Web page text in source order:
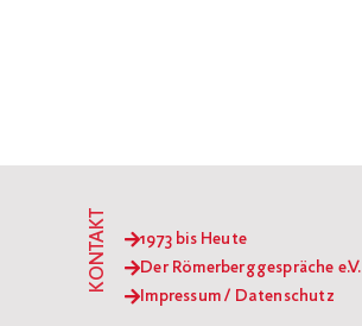
1973 bis Heute
Der Römerberggespräche e.V.
Impressum / Datenschutz
KONTAKT